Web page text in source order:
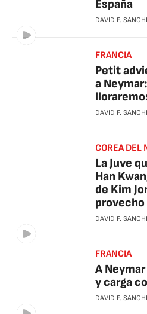
España
DAVID F.
FRANCIA
Petit
a
DAVID F.
COREA DEL
La Juve
Han
de Kim
provecho
DAVID F.
FRANCIA
A
y carga
DAVID F.